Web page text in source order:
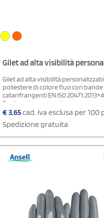
Gilet ad alta visibilità
Gilet ad alta visibilità
poliestere di colore fluo con bande
catarifrangenti EN IS0
Taglia unica per adulto
€3,65cad. iva esclusa per 100
Spedizione gratuita